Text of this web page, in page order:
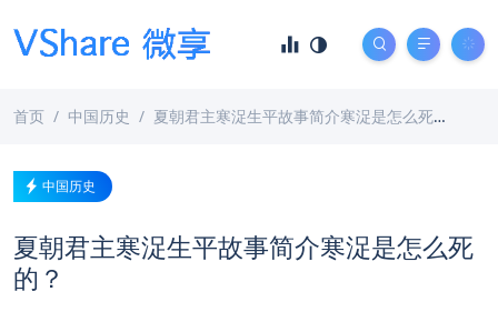
首页 中国历史 夏朝君主寒浞生平故事简介寒浞是怎么死的？
中国历史
夏朝君主寒浞生平故事简介寒浞是怎么死
的？